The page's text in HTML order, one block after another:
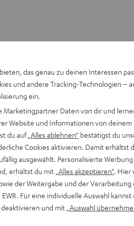
Surround
"5.1-Set"
Komplettsystem
ULTIMA
20
Surround
+
Yamaha
RX-
20
+
RX-
ULTIMA
RX-V4A
Spielfertige
Receiver
999,99€
das genau zu deinen Interessen
und andere Tracking-Technologien –
ein.
Daten von dir und
Website und Informationen von deinem
du auf „Alles ablehnen“ bestätigst du
Cookies aktivieren. Damit erhältst
ausgewählt. Personalisierte
erhältst du mit „Alles akzeptieren“. Hier
der Weitergabe und der Verarbeitung
Für eine individuelle Auswahl kannst
und mit „Auswahl